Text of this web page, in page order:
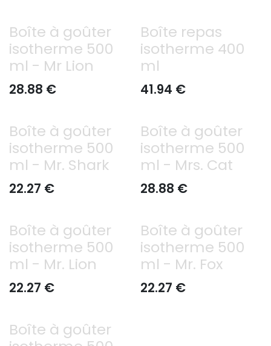
Boîte à goûter
isotherme 500
ml - Mr Lion
28.88 €
Boîte repas
isotherme 400
ml
41.94 €
Boîte à goûter
isotherme 500
ml - Mr. Shark
22.27 €
Boîte à goûter
isotherme 500
ml - Mrs. Cat
28.88 €
Boîte à goûter
isotherme 500
ml - Mr. Lion
22.27 €
Boîte à goûter
isotherme 500
ml - Mr. Fox
22.27 €
Boîte à goûter